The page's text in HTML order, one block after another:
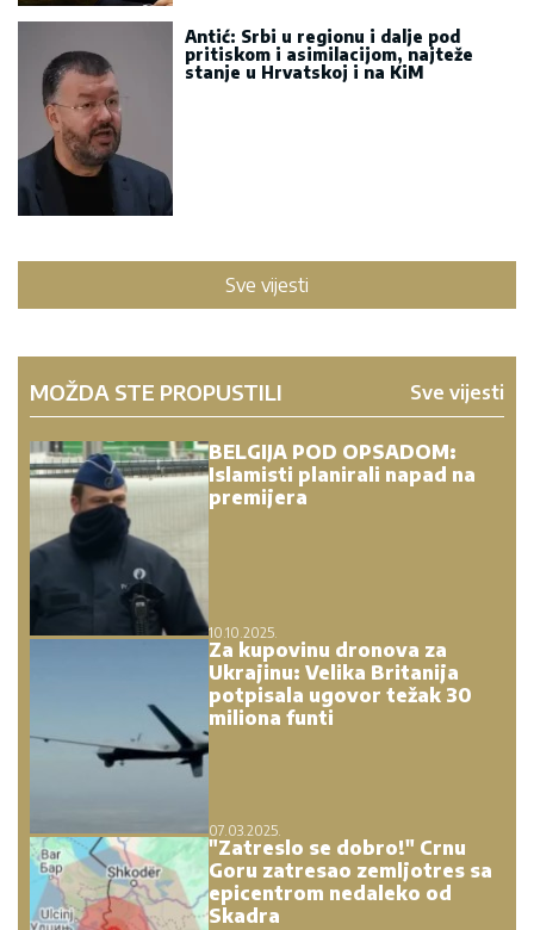
Antić: Srbi u regionu i dalje pod
pritiskom i asimilacijom, najteže
stanje u Hrvatskoj i na KiM
Sve vijesti
MOŽDA STE PROPUSTILI Sve vijesti
BELGIJA POD OPSADOM:
Islamisti planirali napad na
premijera
10.10.2025.
Za kupovinu dronova za
Ukrajinu: Velika Britanija
potpisala ugovor težak 30
miliona funti
07.03.2025.
"Zatreslo se dobro!" Crnu
Goru zatresao zemljotres sa
epicentrom nedaleko od
Skadra